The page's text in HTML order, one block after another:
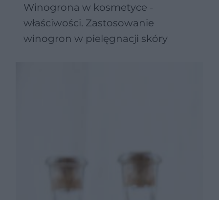
Winogrona w kosmetyce -
właściwości. Zastosowanie
winogron w pielęgnacji skóry